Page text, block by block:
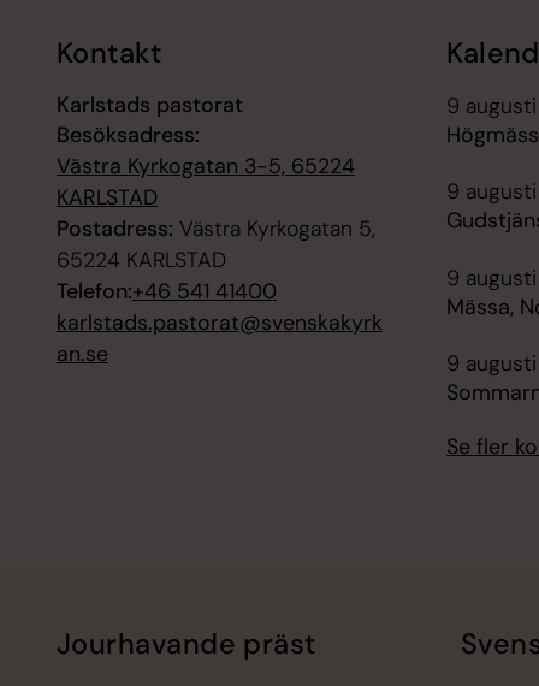
Kontakt
Karlstads pastorat
Besöksadress:
Västra Kyrkogatan 3-5, 65224
KARLSTAD
Postadress: Västra Kyrkogatan 5,
65224 KARLSTAD
Telefon:+46 541 41400
karlstads.pastorat@svenskakyrk
an.se
9 augusti
9 augusti
9 augusti
Mässa,
9
Se fler
Jourhavande präst